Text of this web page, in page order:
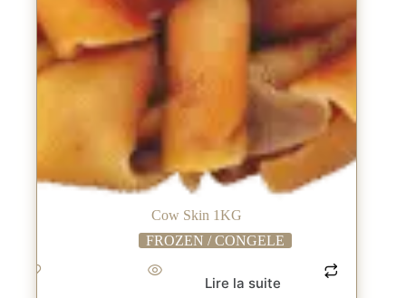
Cow Skin 1KG
FROZEN / CONGELE
Lire la suite